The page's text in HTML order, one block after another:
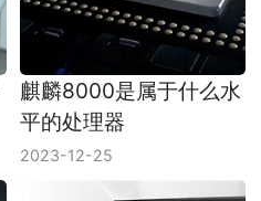
麒麟8000是属于什么水
平的处理器
2023-12-25